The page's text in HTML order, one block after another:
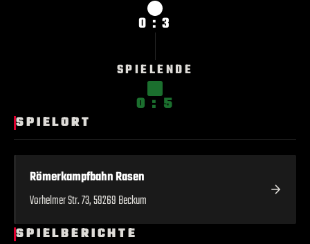
0 : 3
SPIELENDE
0 : 5
SPIELORT
Römerkampfbahn Rasen
Vorhelmer Str. 73, 59269 Beckum
SPIELBERICHTE